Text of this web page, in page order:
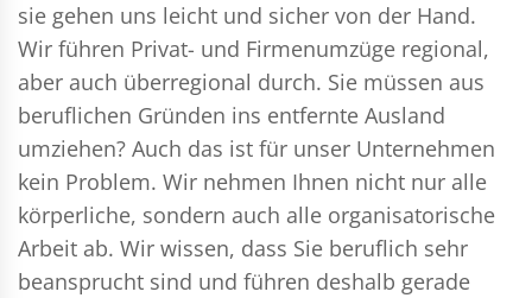
sie gehen uns leicht und sicher von der Hand.
Wir führen Privat- und Firmenumzüge regional,
aber auch überregional durch. Sie müssen aus
beruflichen Gründen ins entfernte Ausland
umziehen? Auch das ist für unser Unternehmen
kein Problem. Wir nehmen Ihnen nicht nur alle
körperliche, sondern auch alle organisatorische
Arbeit ab. Wir wissen, dass Sie beruflich sehr
beansprucht sind und führen deshalb gerade